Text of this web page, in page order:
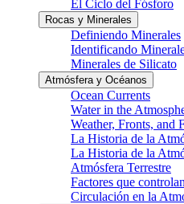
El Ciclo del Fósforo
Rocas y Minerales
Definiendo Minerales
Identificando
Minerales de Silicato
Atmósfera y Océanos
Ocean Currents
Water in the
Weather, Fronts, and
La Historia de la
La Historia de la
Atmósfera Terrestre
Factores que
Circulación en la